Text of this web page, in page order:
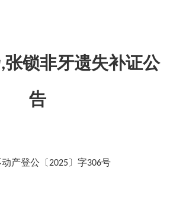
,张锁非牙遗失补证公
告
产登公〔2025〕字306号